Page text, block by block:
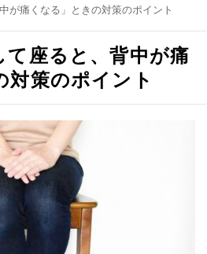
が痛くなる」ときの対策のポイント
て座ると、背中が痛
対策のポイント